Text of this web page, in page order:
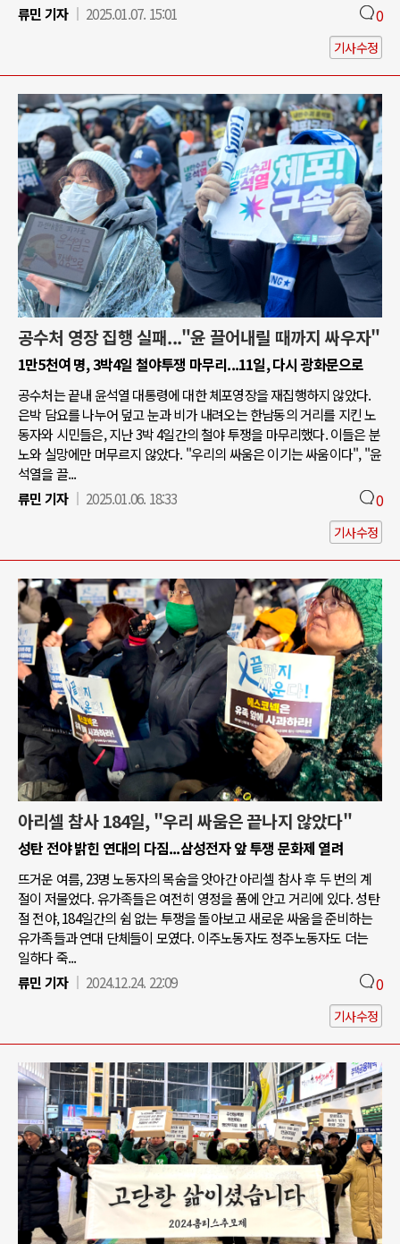
류민 기자
2025.01.07. 15:01 0
기사수정
공수처 영장 집행 실패..."윤 끌어내릴 때까지 싸우자"
1만5천여 명, 3박4일 철야투쟁 마무리...11일, 다시 광화문으로
공수처는 끝내 윤석열 대통령에 대한 체포영장을 재집행하지 않았다.
은박 담요를 나누어 덮고 눈과 비가 내려오는 한남동의 거리를 지킨 노
동자와 시민들은, 지난 3박 4일간의 철야 투쟁을 마무리했다. 이들은 분
노와 실망에만 머무르지 않았다. "우리의 싸움은 이기는 싸움이다", "윤
석열을 끌...
류민 기자
2025.01.06. 18:33 0
기사수정
아리셀 참사 184일, "우리 싸움은 끝나지 않았다"
성탄 전야 밝힌 연대의 다짐...삼성전자 앞 투쟁 문화제 열려
뜨거운 여름, 23명 노동자의 목숨을 앗아간 아리셀 참사 후 두 번의 계
절이 저물었다. 유가족들은 여전히 영정을 품에 안고 거리에 있다. 성탄
절 전야, 184일간의 쉼 없는 투쟁을 돌아보고 새로운 싸움을 준비하는
유가족들과 연대 단체들이 모였다. 이주노동자도 정주노동자도 더는
일하다 죽...
류민 기자
2024.12.24. 22:09 0
기사수정